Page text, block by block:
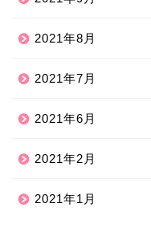
2021年8月
2021年7月
2021年6月
2021年2月
2021年1月